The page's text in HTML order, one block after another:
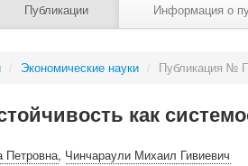
Публикации Информация о
/ Экономические науки / Публикация №
как
Петровна, Чинчараули Михаил Гивиевич